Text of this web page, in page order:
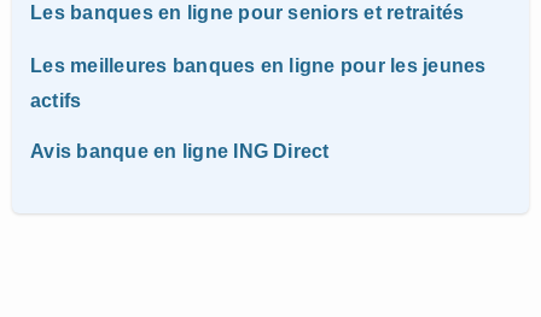
Les banques en ligne pour seniors et retraités
Les meilleures banques en ligne pour les jeunes
actifs
Avis banque en ligne ING Direct